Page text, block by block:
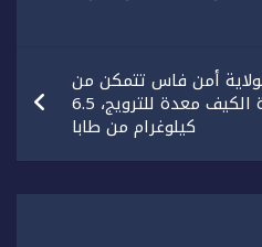
أمن فاس تتمكن من
حجز 17 كيلوغرام من مادة الكيف معدة للترويج، 6.5
كيلوغرام من طابا